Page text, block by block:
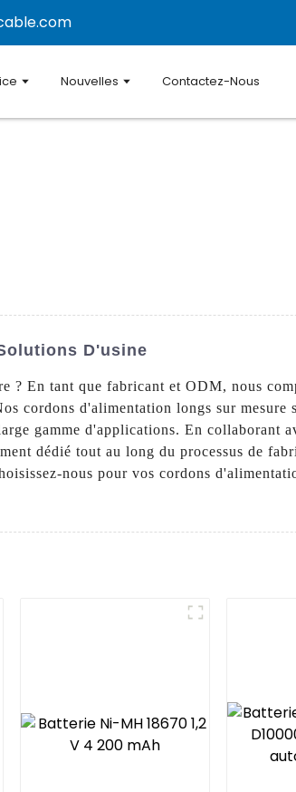
Nouvelles Contactez-Nous
D'usine
? En tant que fabricant et ODM, nous
cordons d'alimentation longs sur mesure
gamme d'applications. En collaborant
dédié tout au long du processus de
nous pour vos cordons